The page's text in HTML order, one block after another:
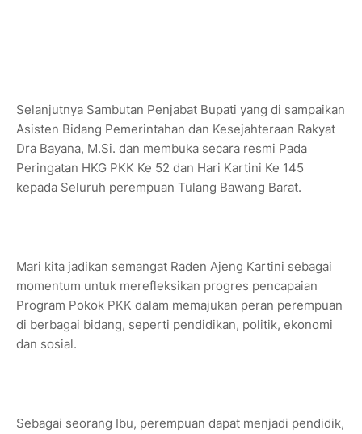
Selanjutnya Sambutan Penjabat Bupati yang di sampaikan
Asisten Bidang Pemerintahan dan Kesejahteraan Rakyat
Dra Bayana, M.Si. dan membuka secara resmi Pada
Peringatan HKG PKK Ke 52 dan Hari Kartini Ke 145
kepada Seluruh perempuan Tulang Bawang Barat.
Mari kita jadikan semangat Raden Ajeng Kartini sebagai
momentum untuk merefleksikan progres pencapaian
Program Pokok PKK dalam memajukan peran perempuan
di berbagai bidang, seperti pendidikan, politik, ekonomi
dan sosial.
Sebagai seorang Ibu, perempuan dapat menjadi pendidik,